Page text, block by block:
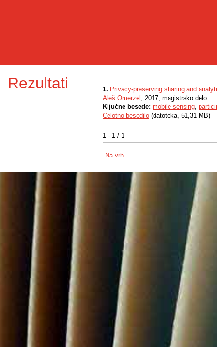
Rezultati
1 - 1 / 1
1. Privacy-preserving sharing and
Aleš Omerzel , 2017, magistrsko delo
Ključne besede: mobile sensing,
Celotno besedilo (datoteka, 51,31 MB)
Na vrh